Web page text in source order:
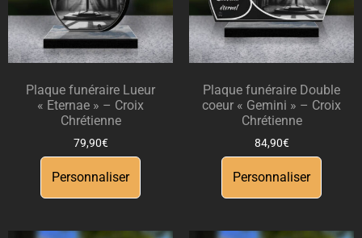
Plaque funéraire Lueur
« Eternae » – Croix
Chrétienne
79,90€
Personnaliser
Plaque funéraire Double
coeur « Gemini » – Croix
Chrétienne
84,90€
Personnaliser